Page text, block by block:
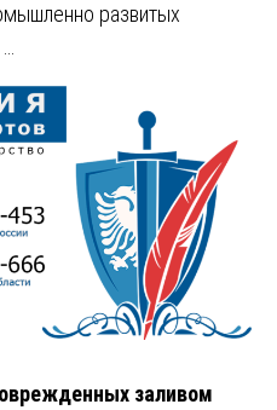
развитых
заливом